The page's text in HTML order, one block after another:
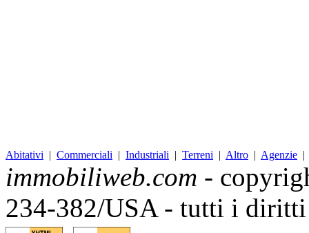
Abitativi | Commerciali | Industriali | Terreni | Altro | Agenzie
immobiliweb.com -
234-382/USA - tutti i